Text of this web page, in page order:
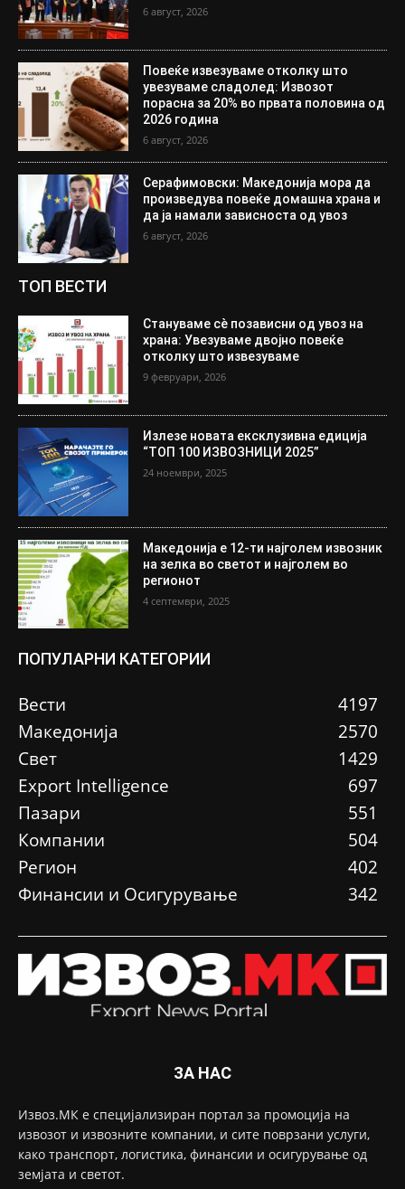
6 август, 2026
Повеќе извезуваме отколку што
увезуваме сладолед: Извозот
порасна за 20% во првата половина од
2026 година
6 август, 2026
Серафимовски: Македонија мора да
произведува повеќе домашна храна и
да ја намали зависноста од увоз
6 август, 2026
ТОП ВЕСТИ
Стануваме сè позависни од увоз на
храна: Увезуваме двојно повеќе
отколку што извезуваме
9 февруари, 2026
Излезе новата ексклузивна едиција
“ТОП 100 ИЗВОЗНИЦИ 2025”
24 ноември, 2025
Македонија е 12-ти најголем извозник
на зелка во светот и најголем во
регионот
4 септември, 2025
ПОПУЛАРНИ КАТЕГОРИИ
Вести
4197
Македонија
2570
Свет
1429
Еxport Intelligence
697
Пазари
551
Компании
504
Регион
402
Финансии и Осигурување
342
ЗА НАС
Извоз.МК е специјализиран портал за промоција на
извозот и извозните компании, и сите поврзани услуги,
како транспорт, логистика, финансии и осигурување од
земјата и светот.